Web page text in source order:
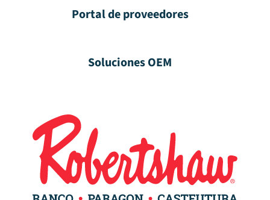
Portal de proveedores
Soluciones OEM